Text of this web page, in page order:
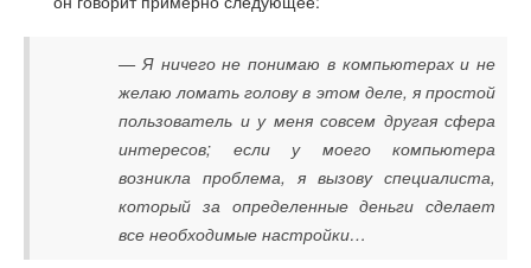
— Я ничего не понимаю в компьютерах и не
желаю ломать голову в этом деле, я простой
пользователь и у меня совсем другая сфера
интересов; если у моего компьютера
возникла проблема, я вызову специалиста,
который за определенные деньги сделает
все необходимые настройки…